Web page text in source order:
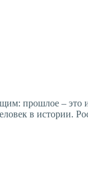
прошлое – это
в истории.